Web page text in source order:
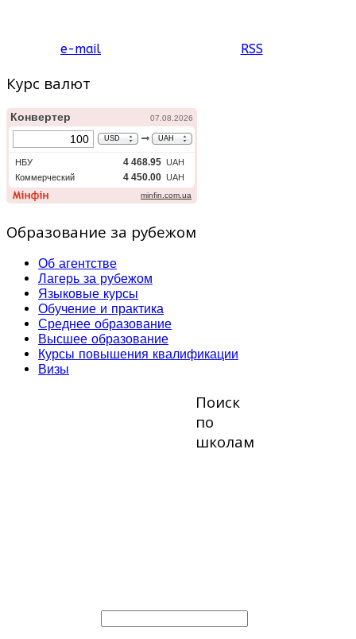
e-mail RSS
Курс валют
Образование за рубежом
Об агентстве
Лагерь за рубежом
Языковые курсы
Обучение и практика
Среднее образование
Высшее образование
Курсы повышения квалификации
Визы
Поиск
по
школам